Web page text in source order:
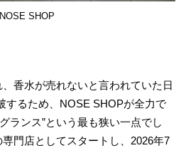
NOSE SHOP
、香水が売れないと言われていた日
するため、NOSE SHOPが全力で
ランス”という最も狭い一点でし
門店としてスタートし、2026年7